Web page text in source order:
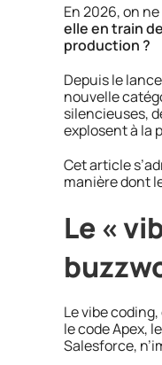
En 2026, on
elle en train
production ?
Depuis le
nouvelle
silencieuses,
explosent à la
Cet article
manière dont
Le «
Le vibe
le code Apex,
Salesforce,